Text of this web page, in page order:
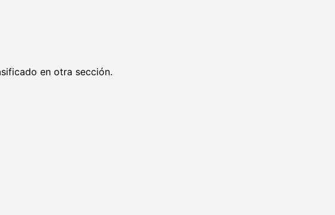
en otra sección.